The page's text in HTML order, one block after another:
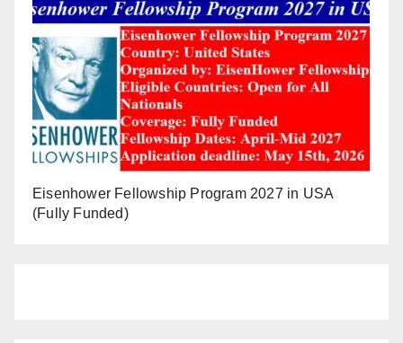
Eisenhower Fellowship Program 2027 in USA
(Fully Funded)